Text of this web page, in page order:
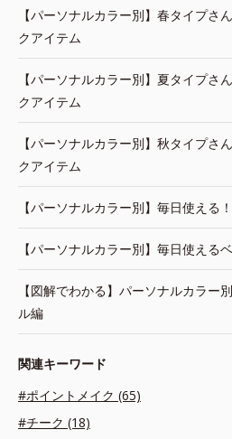
【パーソナルカラー別】春タイプさ
クアイテム
【パーソナルカラー別】夏タイプさ
クアイテム
【パーソナルカラー別】秋タイプさ
クアイテム
【パーソナルカラー別】毎日使える
【パーソナルカラー別】毎日使える
【図解でわかる】パーソナルカラー
ル編
関連キーワード
#ポイントメイク (65)
#チーク (18)